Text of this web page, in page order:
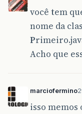
você tem
nome da
P
Acho que
marciofermino
isso memos